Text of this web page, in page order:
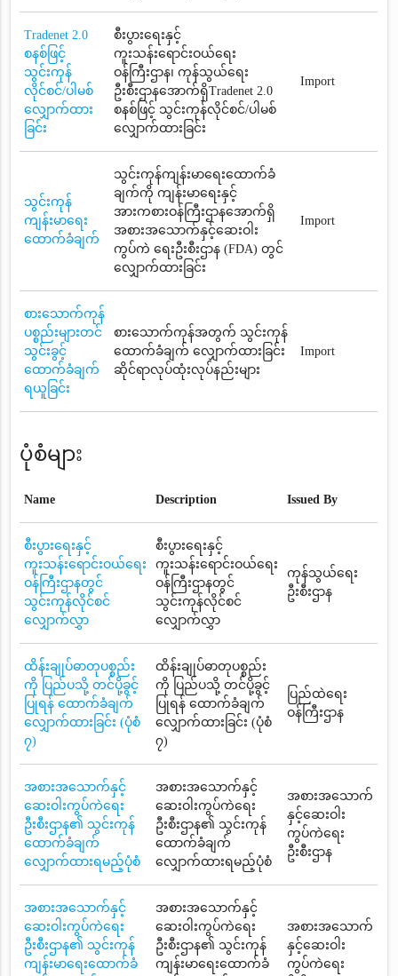
Tradenet 2.0
စနစ်ဖြင့်
သွင်းကုန်
လိုင်စင်/ပါမစ်
လျှောက်ထား
ခြင်း
စီးပွားရေးနှင့်
ကူးသန်းရောင်းဝယ်ရေး
ဝန်ကြီးဌာန၊ ကုန်သွယ်ရေး
ဦးစီးဌာနအောက်ရှိTradenet 2.0
စနစ်ဖြင့် သွင်းကုန်လိုင်စင်/ပါမစ်
လျှောက်ထားခြင်း
Import
သွင်းကုန်
ကျန်းမာရေး
ထောက်ခံချက်
သွင်းကုန်ကျန်းမာရေးထောက်ခံ
ချက်ကို ကျန်းမာရေးနှင့်
အားကစားဝန်ကြီးဌာနအောက်ရှိ
အစားအသောက်နှင့်ဆေးဝါး
ကွပ်ကဲ ရေးဦးစီးဌာန (FDA) တွင်
လျှောက်ထားခြင်း
Import
စားသောက်ကုန်
ပစ္စည်းများတင်
သွင်းခွင့်
ထောက်ခံချက်
ရယူခြင်း
စားသောက်ကုန်အတွက် သွင်းကုန်
ထောက်ခံချက် လျှောက်ထားခြင်း
ဆိုင်ရာလုပ်ထုံးလုပ်နည်းများ
Import
ပုံစံများ
Name Description Issued By
စီးပွားရေးနှင့်
ကူးသန်းရောင်းဝယ်ရေး
ဝန်ကြီးဌာနတွင်
သွင်းကုန်လိုင်စင်
လျှောက်လွှာ
စီးပွားရေးနှင့်
ကူးသန်းရောင်းဝယ်ရေး
ဝန်ကြီးဌာနတွင်
သွင်းကုန်လိုင်စင်
လျှောက်လွှာ
ကုန်သွယ်ရေး
ဦးစီးဌာန
ထိန်းချုပ်ဓာတုပစ္စည်း
ကို ပြည်ပသို့ တင်ပို့ခွင့်
ပြုရန် ထောက်ခံချက်
လျှောက်ထားခြင်း (ပုံစံ
၇)
ထိန်းချုပ်ဓာတုပစ္စည်း
ကို ပြည်ပသို့ တင်ပို့ခွင့်
ပြုရန် ထောက်ခံချက်
လျှောက်ထားခြင်း (ပုံစံ
၇)
ပြည်ထဲရေး
ဝန်ကြီးဌာန
အစားအသောက်နှင့်
ဆေးဝါးကွပ်ကဲရေး
ဦးစီးဌာန၏ သွင်းကုန်
ထောက်ခံချက်
လျှောက်ထားရမည့်ပုံစံ
အစားအသောက်နှင့်
ဆေးဝါးကွပ်ကဲရေး
ဦးစီးဌာန၏ သွင်းကုန်
ထောက်ခံချက်
လျှောက်ထားရမည့်ပုံစံ
အစားအသောက်
နှင့်ဆေးဝါး
ကွပ်ကဲရေး
ဦးစီးဌာန
အစားအသောက်နှင့်
ဆေးဝါးကွပ်ကဲရေး
ဦးစီးဌာန၏ သွင်းကုန်
ကျန်းမာရေးထောက်ခံ
အစားအသောက်နှင့်
ဆေးဝါးကွပ်ကဲရေး
ဦးစီးဌာန၏ သွင်းကုန်
ကျန်းမာရေးထောက်ခံ
အစားအသောက်
နှင့်ဆေးဝါး
ကွပ်ကဲရေး